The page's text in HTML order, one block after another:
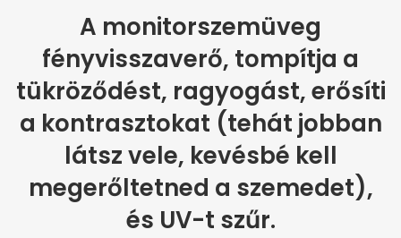
A monitorszemüveg
fényvisszaverő, tompítja a
tükröződést, ragyogást, erősíti
a kontrasztokat (tehát jobban
látsz vele, kevésbé kell
megerőltetned a szemedet),
és UV-t szűr.